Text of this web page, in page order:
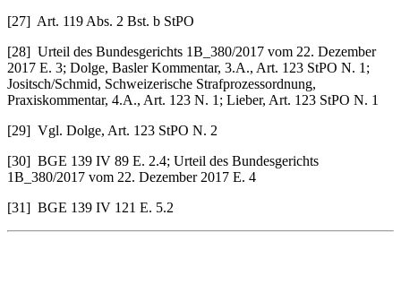
[27] Art. 119 Abs. 2 Bst. b StPO
[28] Urteil des Bundesgerichts 1B_380/2017 vom 22. Dezember
2017 E. 3; Dolge, Basler Kommentar, 3.A., Art. 123 StPO N. 1;
Jositsch/Schmid, Schweizerische Strafprozessordnung,
Praxiskommentar, 4.A., Art. 123 N. 1; Lieber, Art. 123 StPO N. 1
[29] Vgl. Dolge, Art. 123 StPO N. 2
[30] BGE 139 IV 89 E. 2.4; Urteil des Bundesgerichts
1B_380/2017 vom 22. Dezember 2017 E. 4
[31] BGE 139 IV 121 E. 5.2